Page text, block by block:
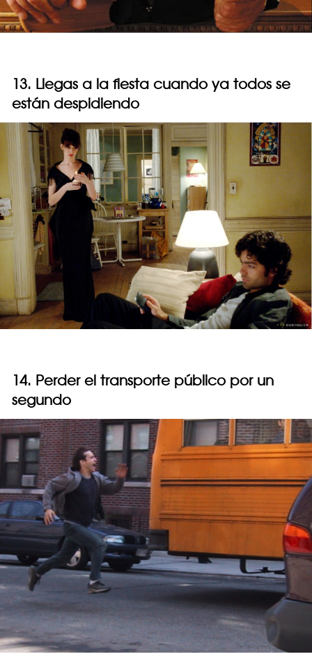
13. Llegas a la fiesta cuando ya todos se
están despidiendo
14. Perder el transporte público por un
segundo